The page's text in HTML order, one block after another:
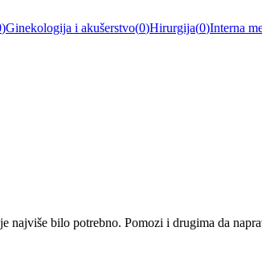
)Ginekologija i akušerstvo(0)Hirurgija(0)Interna
najviše bilo potrebno. Pomozi i drugima da